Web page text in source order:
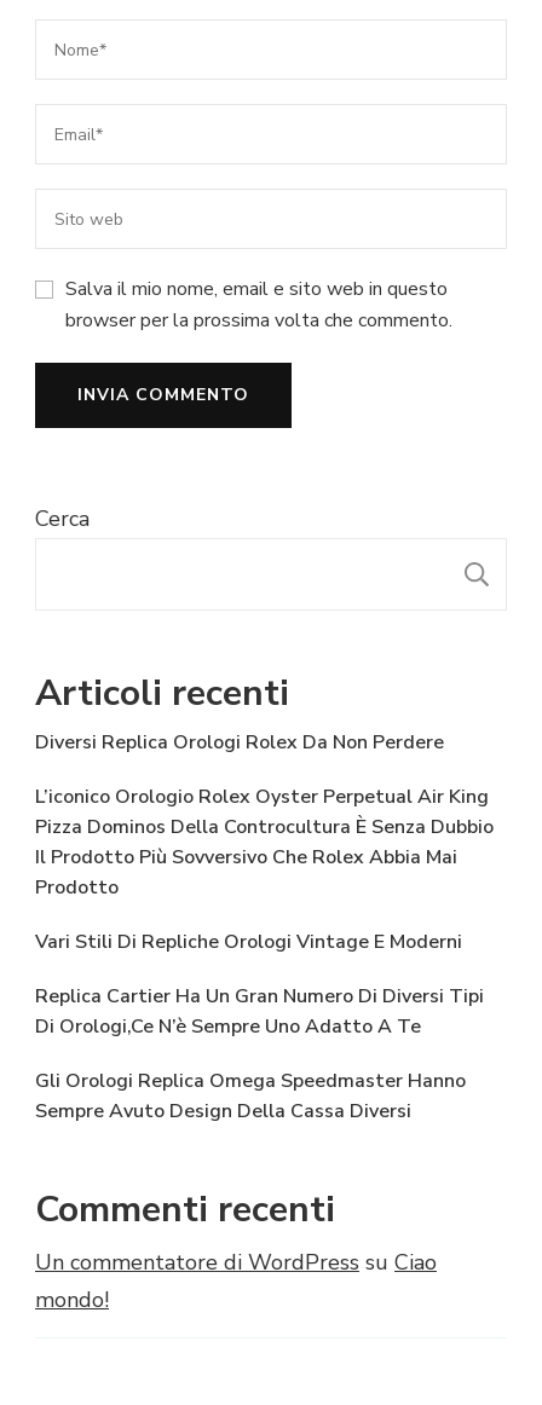
Salva il mio nome, email e sito web in questo
browser per la prossima volta che commento.
Cerca
Articoli recenti
Diversi Replica Orologi Rolex Da Non Perdere
L’iconico Orologio Rolex Oyster Perpetual Air King
Pizza Dominos Della Controcultura È Senza Dubbio
Il Prodotto Più Sovversivo Che Rolex Abbia Mai
Prodotto
Vari Stili Di Repliche Orologi Vintage E Moderni
Replica Cartier Ha Un Gran Numero Di Diversi Tipi
Di Orologi,Ce N’è Sempre Uno Adatto A Te
Gli Orologi Replica Omega Speedmaster Hanno
Sempre Avuto Design Della Cassa Diversi
Commenti recenti
Un commentatore di WordPress su Ciao
mondo!